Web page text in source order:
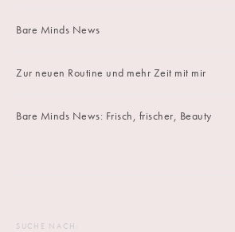
Bare Minds News
Zur neuen Routine und mehr Zeit mit mir
Bare Minds News: Frisch, frischer, Beauty
SUCHE NACH: